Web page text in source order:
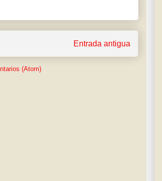
Entrada antigua
(Atom)